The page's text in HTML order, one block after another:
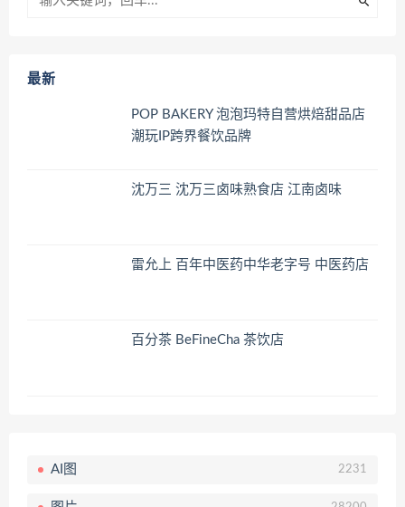
最新
POP BAKERY 泡泡玛特自营烘焙甜品店
潮玩IP跨界餐饮品牌
沈万三 沈万三卤味熟食店 江南卤味
雷允上 百年中医药中华老字号 中医药店
百分茶 BeFineCha 茶饮店
AI图 2231